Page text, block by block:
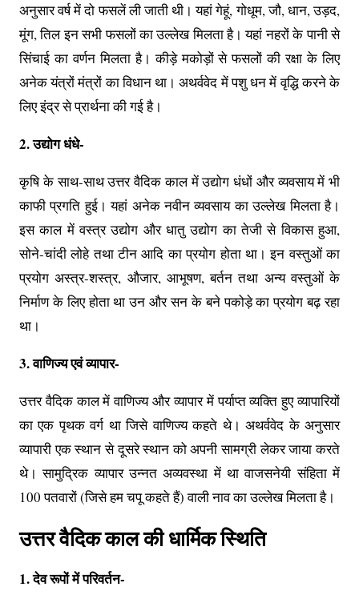
अनुसार वर्ष में दो फसलें ली जाती थी। यहां गेहूं, गोधूम, जौ, धान, उड़द,
मूंग, तिल इन सभी फसलों का उल्लेख मिलता है। यहां नहरों के पानी से
सिंचाई का वर्णन मिलता है। कीड़े मकोड़ों से फसलों की रक्षा के लिए
अनेक यंत्रों मंत्रों का विधान था। अथर्ववेद में पशु धन में वृद्धि करने के
लिए इंद्र से प्रार्थना की गई है।
2. उद्योग धंधे-
कृषि के साथ-साथ उत्तर वैदिक काल में उद्योग धंधों और व्यवसाय में भी
काफी प्रगति हुई। यहां अनेक नवीन व्यवसाय का उल्लेख मिलता है।
इस काल में वस्त्र उद्योग और धातु उद्योग का तेजी से विकास हुआ,
सोने-चांदी लोहे तथा टीन आदि का प्रयोग होता था। इन वस्तुओं का
प्रयोग अस्त्र-शस्त्र, औजार, आभूषण, बर्तन तथा अन्य वस्तुओं के
निर्माण के लिए होता था उन और सन के बने पकोड़े का प्रयोग बढ़ रहा
था।
3. वाणिज्य एवं व्यापार-
उत्तर वैदिक काल में वाणिज्य और व्यापार में पर्याप्त व्यक्ति हुए व्यापारियों
का एक पृथक वर्ग था जिसे वाणिज्य कहते थे। अथर्ववेद के अनुसार
व्यापारी एक स्थान से दूसरे स्थान को अपनी सामग्री लेकर जाया करते
थे। सामुद्रिक व्यापार उन्नत अव्यवस्था में था वाजसनेयी संहिता में
100 पतवारों (जिसे हम चपू कहते हैं) वाली नाव का उल्लेख मिलता है।
उत्तर वैदिक काल की धार्मिक स्थिति
1. देव रूपों में परिवर्तन-